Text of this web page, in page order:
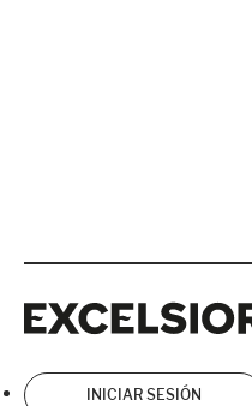
INICIAR SESIÓN